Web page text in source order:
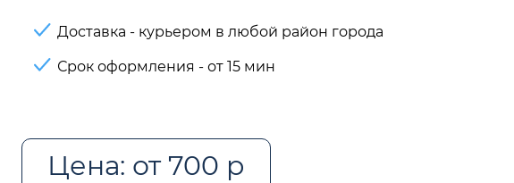
Доставка - курьером в любой район города
Срок оформления - от 15 мин
Цена: от 700 р